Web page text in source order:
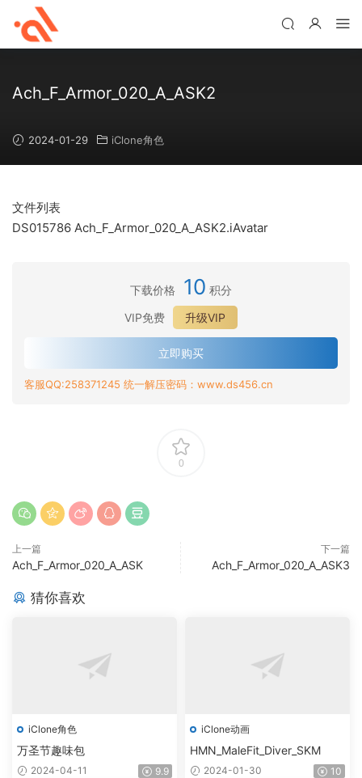
Ach_F_Armor_020_A_ASK2
2024-01-29 iClone角色
文件列表
DS015786 Ach_F_Armor_020_A_ASK2.iAvatar
下载价格 10 积分
VIP免费
升级VIP
立即购买
客服QQ:258371245 统一解压密码：www.ds456.cn
0
上一篇
Ach_F_Armor_020_A_ASK
下一篇
Ach_F_Armor_020_A_ASK3
猜你喜欢
iClone角色
万圣节趣味包
2024-04-11 9.9
iClone动画
HMN_MaleFit_Diver_SKM
2024-01-30 10